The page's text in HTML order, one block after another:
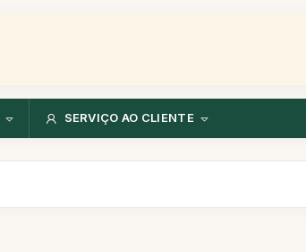
SERVIÇO AO CLIENTE